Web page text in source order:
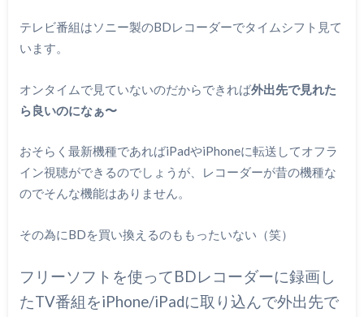
テレビ番組はソニー製のBDレコーダーでタイムシフト見て
います。
オンタイムで見ていないのだからできれば外出先で見れた
ら良いのになぁ〜
おそらく最新機種であればiPadやiPhoneに転送してオフラ
イン視聴ができるのでしょうが、レコーダーが昔の機種な
のでそんな機能はありません。
その為にBDを買い換えるのももったいない（笑）
フリーソフトを使ってBDレコーダーに録画し
たTV番組をiPhone/iPadに取り込んで外出先で